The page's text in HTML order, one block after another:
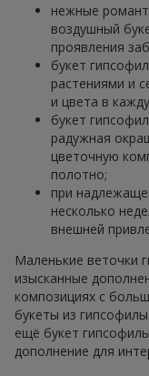
нежные
воздушный
проявления
букет
растениями и
и цвета в
букет
радужная
цветочную
полотно;
при
несколько
внешней
Маленькие веточки
изысканные
композициях с
букеты из
ещё букет
дополнение для